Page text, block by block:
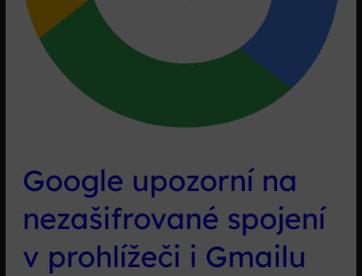
Google upozorní na
nezašifrované spojení
v prohlížeči i Gmailu